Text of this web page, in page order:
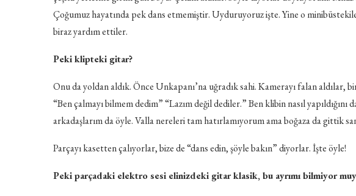
Çoğumuz hayatında pek dans etmemiştir. Uyduruyoruz işte. Yine o
biraz yardım ettiler.
Peki klipteki gitar?
Onu da yoldan aldık. Önce Unkapanı’na uğradık sahi. Kamerayı falan aldılar,
“Ben çalmayı bilmem dedim” “Lazım değil dediler.” Ben klibin nasıl yapıldığını
arkadaşlarım da öyle. Valla nereleri tam hatırlamıyorum ama boğaza da gittik
Parçayı kasetten çalıyorlar, bize de “dans edin, şöyle bakın” diyorlar. İşte öyle!
Peki parçadaki elektro sesi elinizdeki gitar klasik, bu ayrımı bilmiyor